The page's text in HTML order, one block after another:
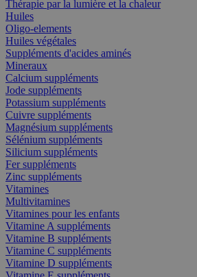
Thérapie par la lumière et la chaleur
Huiles
Oligo-elements
Huiles végétales
Suppléments d'acides aminés
Mineraux
Calcium suppléments
Jode suppléments
Potassium suppléments
Cuivre suppléments
Magnésium suppléments
Sélénium suppléments
Silicium suppléments
Fer suppléments
Zinc suppléments
Vitamines
Multivitamines
Vitamines pour les enfants
Vitamine A suppléments
Vitamine B suppléments
Vitamine C suppléments
Vitamine D suppléments